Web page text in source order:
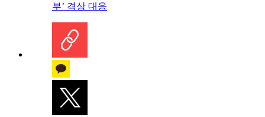
부’ 격상 대응